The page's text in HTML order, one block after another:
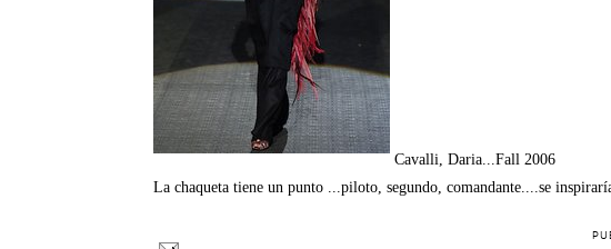
Cavalli, Daria...Fall 2006
La chaqueta tiene un punto ...piloto, segundo, comandante....se